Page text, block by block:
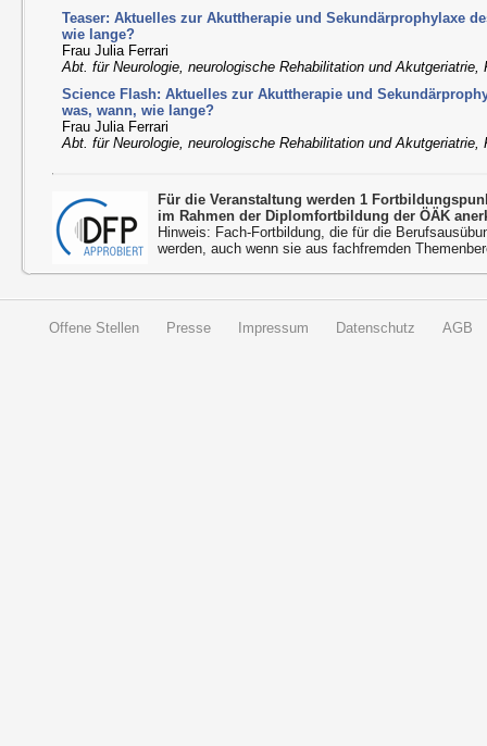
Teaser: Aktuelles zur Akuttherapie und Sekundärprophylaxe
wie lange?
Frau Julia Ferrari
Abt. für Neurologie, neurologische Rehabilitation und Akutgeriatrie,
Science Flash: Aktuelles zur Akuttherapie und
was, wann, wie lange?
Frau Julia Ferrari
Abt. für Neurologie, neurologische Rehabilitation und Akutgeriatrie,
Für die Veranstaltung werden 1
im Rahmen der Diplomfortbildung der ÖÄK
Hinweis: Fach-Fortbildung, die für die
werden, auch wenn sie aus fachfremden
Offene Stellen Presse Impressum Datenschutz AGB